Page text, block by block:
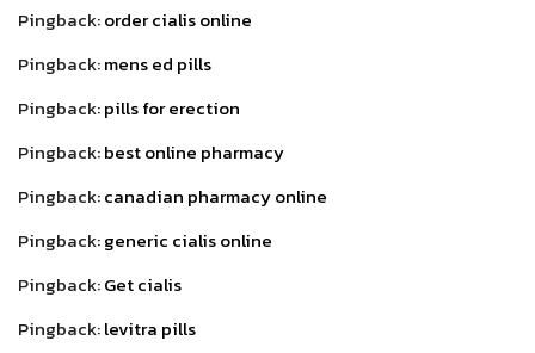
Pingback:order cialis online
Pingback:mens ed pills
Pingback:pills for erection
Pingback:best online pharmacy
Pingback:canadian pharmacy online
Pingback:generic cialis online
Pingback:Get cialis
Pingback:levitra pills